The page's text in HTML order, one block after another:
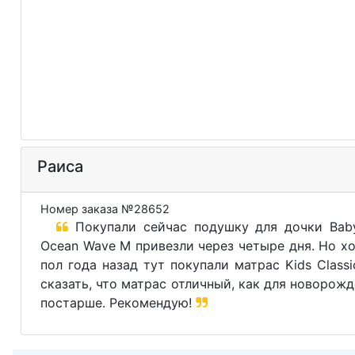
Раиса
Номер заказа №28652
Покупали сейчас подушку для дочки
Ocean Wave M привезли через четыре дня. Но
пол года назад тут покупали матрас Kids
сказать, что матрас отличный, как для
постарше. Рекомендую!